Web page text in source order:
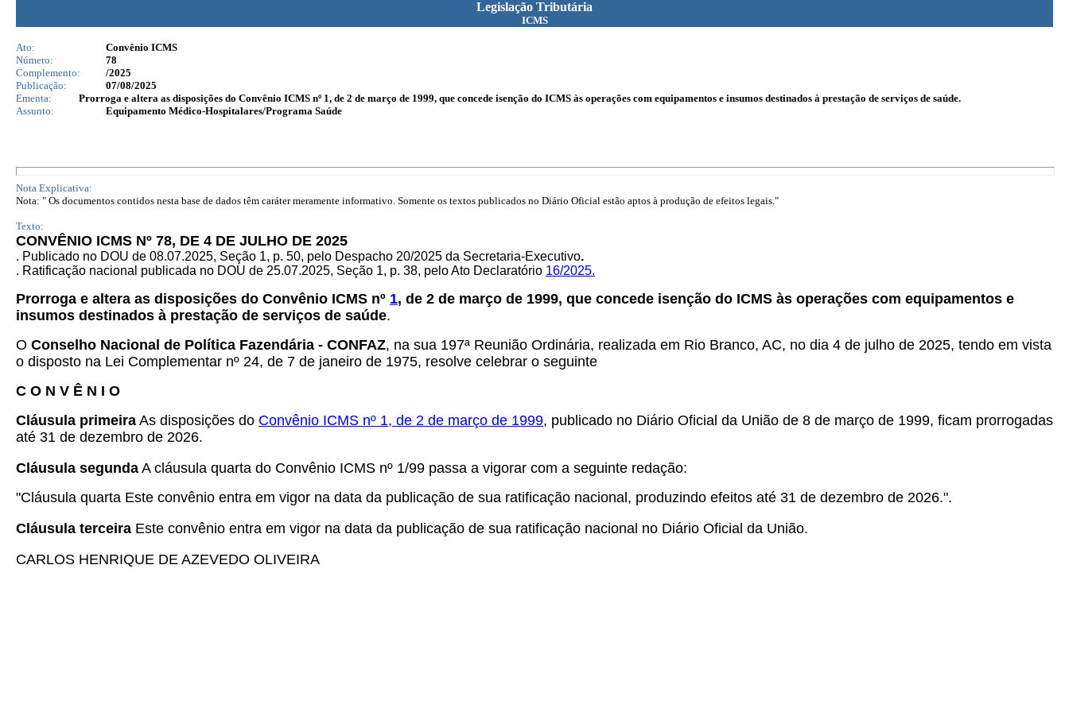
Legislação Tributária
ICMS
Ato:
Convênio ICMS
Número:
78
Complemento:
/2025
Publicação:
07/08/2025
Ementa:
Prorroga e altera as disposições do Convênio ICMS nº 1, de 2 de março de 1999, que concede isenção do ICMS às operações com equipamentos e insumos destinados à prestação de serviços de saúde.
Assunto:
Equipamento Médico-Hospitalares/Programa Saúde
Nota Explicativa:
Nota: " Os documentos contidos nesta base de dados têm caráter meramente informativo. Somente os textos publicados no Diário Oficial estão aptos à produção de efeitos legais."
Texto:
CONVÊNIO ICMS Nº 78, DE 4 DE JULHO DE 2025
. Publicado no DOU de 08.07.2025, Seção 1, p. 50, pelo Despacho 20/2025 da Secretaria-Executivo.
. Ratificação nacional publicada no DOU de 25.07.2025, Seção 1, p. 38, pelo Ato Declaratório 16/2025.
Prorroga e altera as disposições do Convênio ICMS nº 1, de 2 de março de 1999, que concede isenção do ICMS às operações com equipamentos e
insumos destinados à prestação de serviços de saúde.
O Conselho Nacional de Política Fazendária - CONFAZ, na sua 197ª Reunião Ordinária, realizada em Rio Branco, AC, no dia 4 de julho de 2025, tendo em vista
o disposto na Lei Complementar nº 24, de 7 de janeiro de 1975, resolve celebrar o seguinte
C O N V Ê N I O
Cláusula primeira As disposições do Convênio ICMS nº 1, de 2 de março de 1999, publicado no Diário Oficial da União de 8 de março de 1999, ficam prorrogadas
até 31 de dezembro de 2026.
Cláusula segunda A cláusula quarta do Convênio ICMS nº 1/99 passa a vigorar com a seguinte redação:
"Cláusula quarta Este convênio entra em vigor na data da publicação de sua ratificação nacional, produzindo efeitos até 31 de dezembro de 2026.".
Cláusula terceira Este convênio entra em vigor na data da publicação de sua ratificação nacional no Diário Oficial da União.
CARLOS HENRIQUE DE AZEVEDO OLIVEIRA